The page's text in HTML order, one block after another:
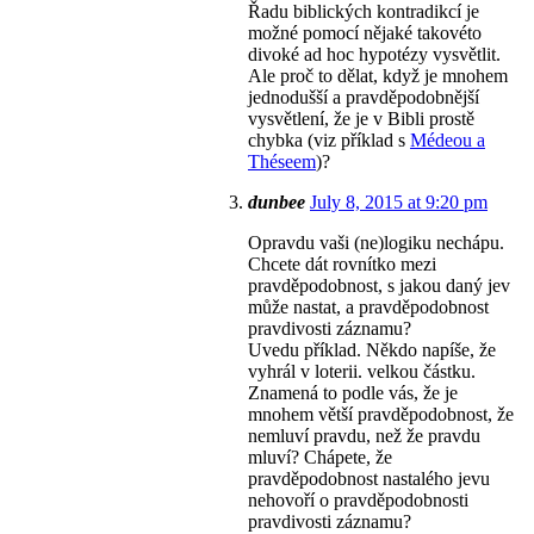
Řadu biblických kontradikcí je
možné pomocí nějaké takovéto
divoké ad hoc hypotézy vysvětlit.
Ale proč to dělat, když je mnohem
jednodušší a pravděpodobnější
vysvětlení, že je v Bibli prostě
chybka (viz příklad s Médeou a
Théseem)?
dunbee July 8, 2015 at 9:20 pm
Opravdu vaši (ne)logiku nechápu.
Chcete dát rovnítko mezi
pravděpodobnost, s jakou daný jev
může nastat, a pravděpodobnost
pravdivosti záznamu?
Uvedu příklad. Někdo napíše, že
vyhrál v loterii. velkou částku.
Znamená to podle vás, že je
mnohem větší pravděpodobnost, že
nemluví pravdu, než že pravdu
mluví? Chápete, že
pravděpodobnost nastalého jevu
nehovoří o pravděpodobnosti
pravdivosti záznamu?